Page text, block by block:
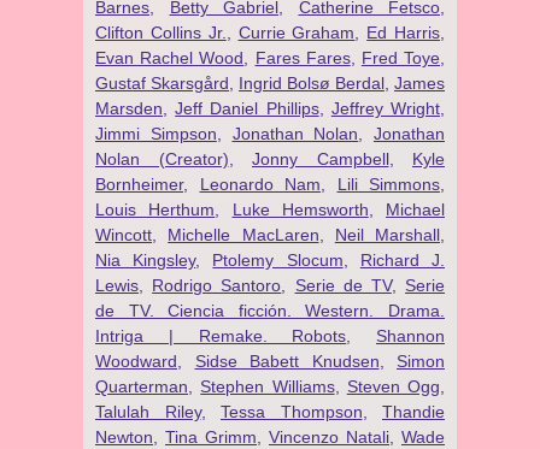
Barnes
Betty Gabriel Catherine Fetsco
Clifton Collins Jr.
Currie Graham Ed Harris
Evan Rachel Wood
Fares Fares, Fred Toye
Gustaf Skarsgård
Ingrid Bolsø Berdal James
Marsden ,Jeff Daniel Phillips, Jeffrey Wright
Jimmi Simpson
Jonathan Nolan
Jonathan
Nolan (Creator)
Jonny Campbell, Kyle
Bornheimer, Leonardo Nam Lili Simmons
Louis Herthum
Luke Hemsworth
Michael
Wincott
Michelle MacLaren Neil Marshall
Nia Kingsley, Ptolemy Slocum
Richard J.
Lewis
Rodrigo Santoro Serie de TV, Serie
de TV. Ciencia ficción. Western. Drama.
Intriga | Remake. Robots
Shannon
Woodward
Sidse Babett Knudsen
Simon
Quarterman
Stephen Williams, Steven Ogg
Talulah Riley, Tessa Thompson
Thandie
Newton
Tina Grimm Vincenzo Natali
Wade